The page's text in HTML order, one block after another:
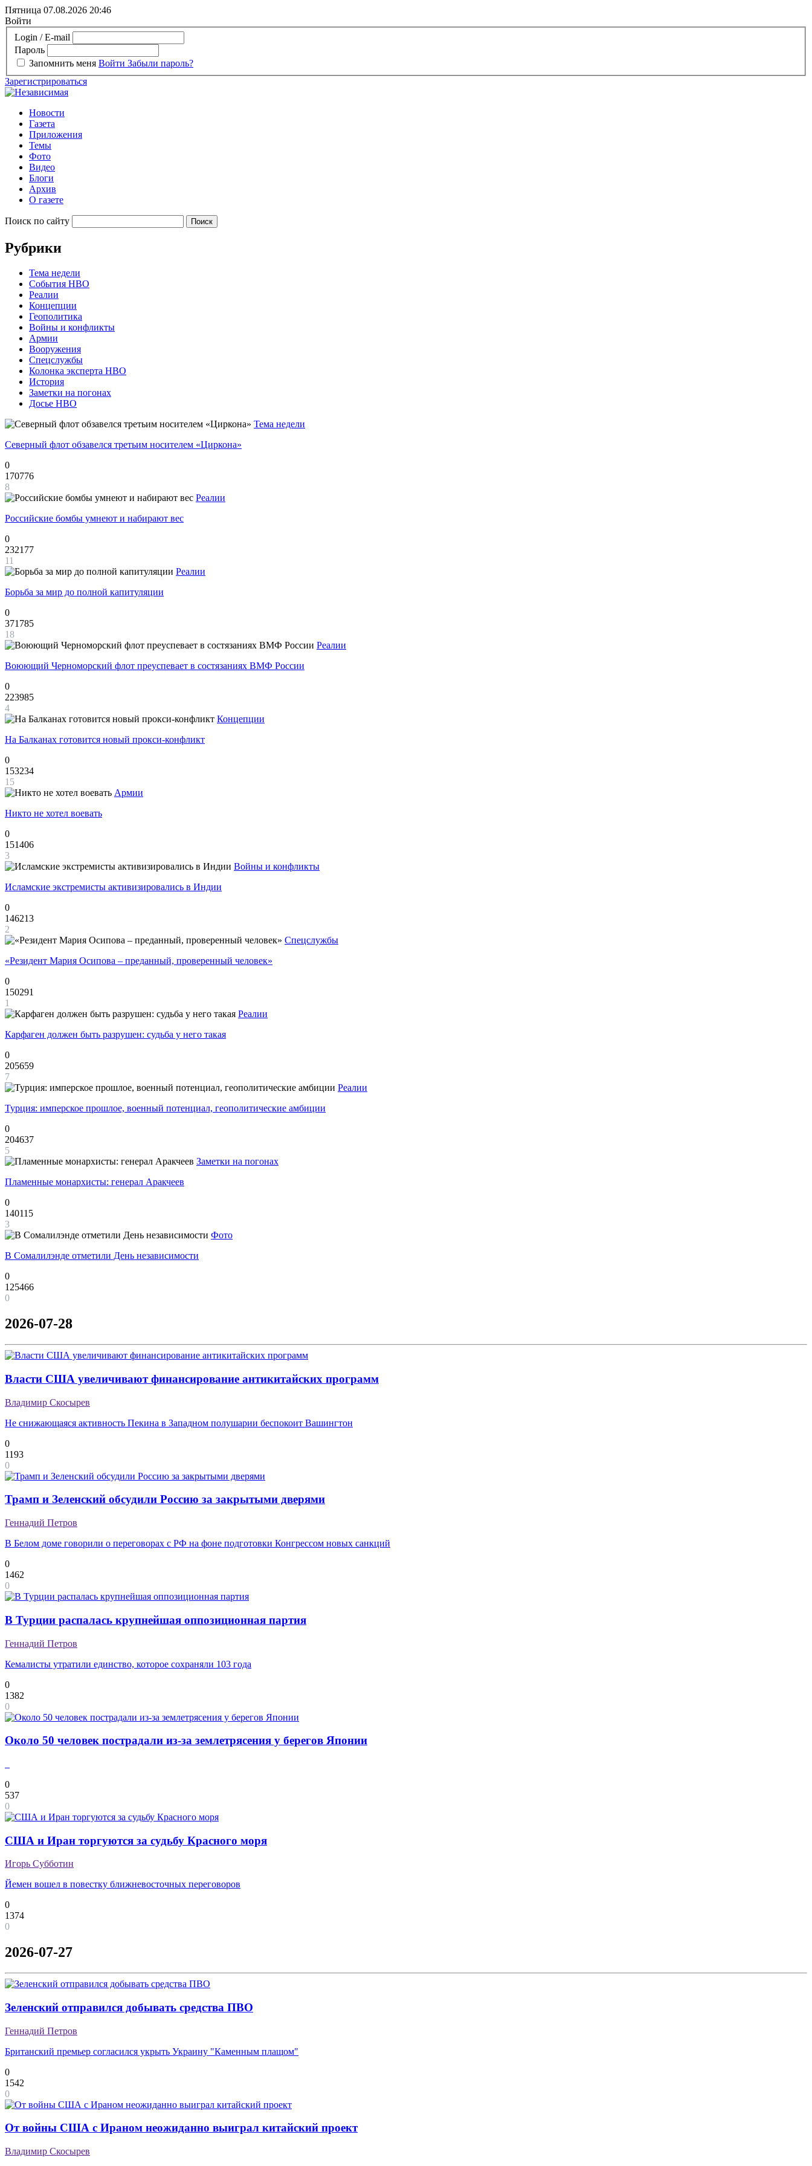
Пятница 07.08.2026 20:46
Войти
Login / E-mail
Пароль
Запомнить меня Войти Забыли пароль?
Зарегистрироваться
Новости
Газета
Приложения
Темы
Фото
Видео
Блоги
Архив
О газете
Поиск по сайту
Рубрики
Тема недели
События НВО
Реалии
Концепции
Геополитика
Войны и конфликты
Армии
Вооружения
Спецслужбы
Колонка эксперта НВО
История
Заметки на погонах
Досье НВО
Тема недели
Северный флот обзавелся третьим носителем «Циркона»
0
170776
8
Реалии
Российские бомбы умнеют и набирают вес
0
232177
11
Реалии
Борьба за мир до полной капитуляции
0
371785
18
Реалии
Воюющий Черноморский флот преуспевает в состязаниях ВМФ России
0
223985
4
Концепции
На Балканах готовится новый прокси-конфликт
0
153234
15
Армии
Никто не хотел воевать
0
151406
3
Войны и конфликты
Исламские экстремисты активизировались в Индии
0
146213
2
Спецслужбы
«Резидент Мария Осипова – преданный, проверенный человек»
0
150291
1
Реалии
Карфаген должен быть разрушен: судьба у него такая
0
205659
7
Реалии
Турция: имперское прошлое, военный потенциал, геополитические амбиции
0
204637
5
Заметки на погонах
Пламенные монархисты: генерал Аракчеев
0
140115
3
Фото
В Сомалилэнде отметили День независимости
0
125466
0
2026-07-28
Власти США увеличивают финансирование антикитайских программ
Владимир Скосырев
Не снижающаяся активность Пекина в Западном полушарии беспокоит Вашингтон
0
1193
0
Трамп и Зеленский обсудили Россию за закрытыми дверями
Геннадий Петров
В Белом доме говорили о переговорах с РФ на фоне подготовки Конгрессом новых санкций
0
1462
0
В Турции распалась крупнейшая оппозиционная партия
Геннадий Петров
Кемалисты утратили единство, которое сохраняли 103 года
0
1382
0
Около 50 человек пострадали из-за землетрясения у берегов Японии
0
537
0
США и Иран торгуются за судьбу Красного моря
Игорь Субботин
Йемен вошел в повестку ближневосточных переговоров
0
1374
0
2026-07-27
Зеленский отправился добывать средства ПВО
Геннадий Петров
Британский премьер согласился укрыть Украину "Каменным плащом"
0
1542
0
От войны США с Ираном неожиданно выиграл китайский проект
Владимир Скосырев